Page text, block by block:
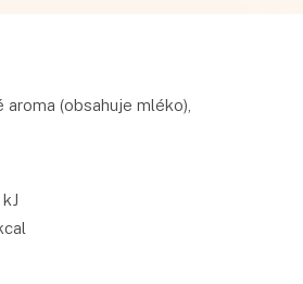
(obsahuje mléko),